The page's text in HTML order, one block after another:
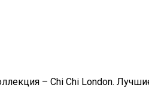
– Chi Chi London.